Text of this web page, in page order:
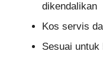
dikendalikan
Kos servis
Sesuai untuk